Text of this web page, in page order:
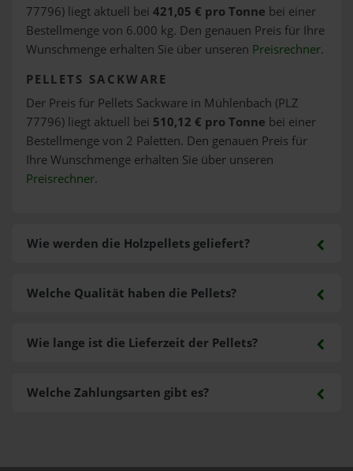
77796) liegt aktuell bei 421,05 € pro Tonne bei einer
Bestellmenge von 6.000 kg. Den genauen Preis für Ihre
Wunschmenge erhalten Sie über unseren Preisrechner.
PELLETS SACKWARE
Der Preis für Pellets Sackware in Mühlenbach (PLZ
77796) liegt aktuell bei 510,12 € pro Tonne bei einer
Bestellmenge von 2 Paletten. Den genauen Preis für
Ihre Wunschmenge erhalten Sie über unseren
Preisrechner.
Wie werden die Holzpellets geliefert?
Welche Zahlungsarten gibt es?
Welche Qualität haben die Pellets?
Wie lange ist die Lieferzeit der Pellets?